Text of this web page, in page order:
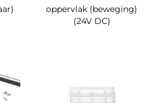
oppervlak (beweging)
(24V DC)